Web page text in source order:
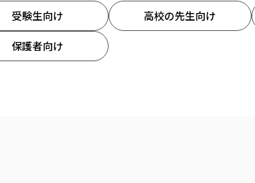
受験生向け 高校の先生向け
保護者向け